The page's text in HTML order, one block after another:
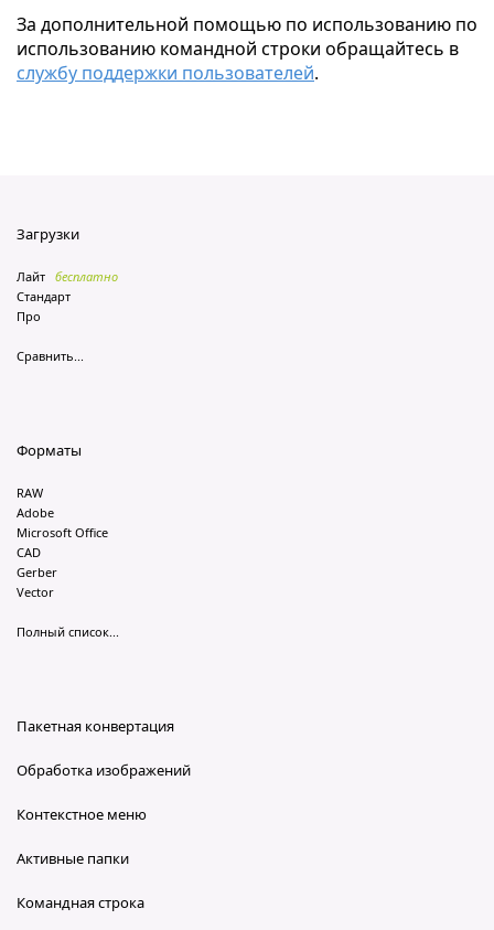
За дополнительной помощью по использованию по
использованию командной строки обращайтесь в
службу поддержки пользователей.
Загрузки
Лайт бесплатно
Стандарт
Про
Сравнить...
Форматы
RAW
Adobe
Microsoft Office
CAD
Gerber
Vector
Полный список...
Пакетная конвертация
Обработка изображений
Контекстное меню
Активные папки
Командная строка